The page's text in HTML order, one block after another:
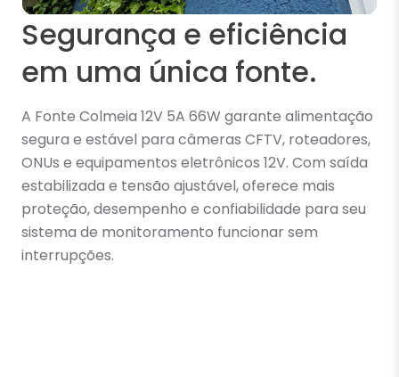
Segurança e eficiência
em uma única fonte.
A Fonte Colmeia 12V 5A 66W garante alimentação
segura e estável para câmeras CFTV, roteadores,
ONUs e equipamentos eletrônicos 12V. Com saída
estabilizada e tensão ajustável, oferece mais
proteção, desempenho e confiabilidade para seu
sistema de monitoramento funcionar sem
interrupções.